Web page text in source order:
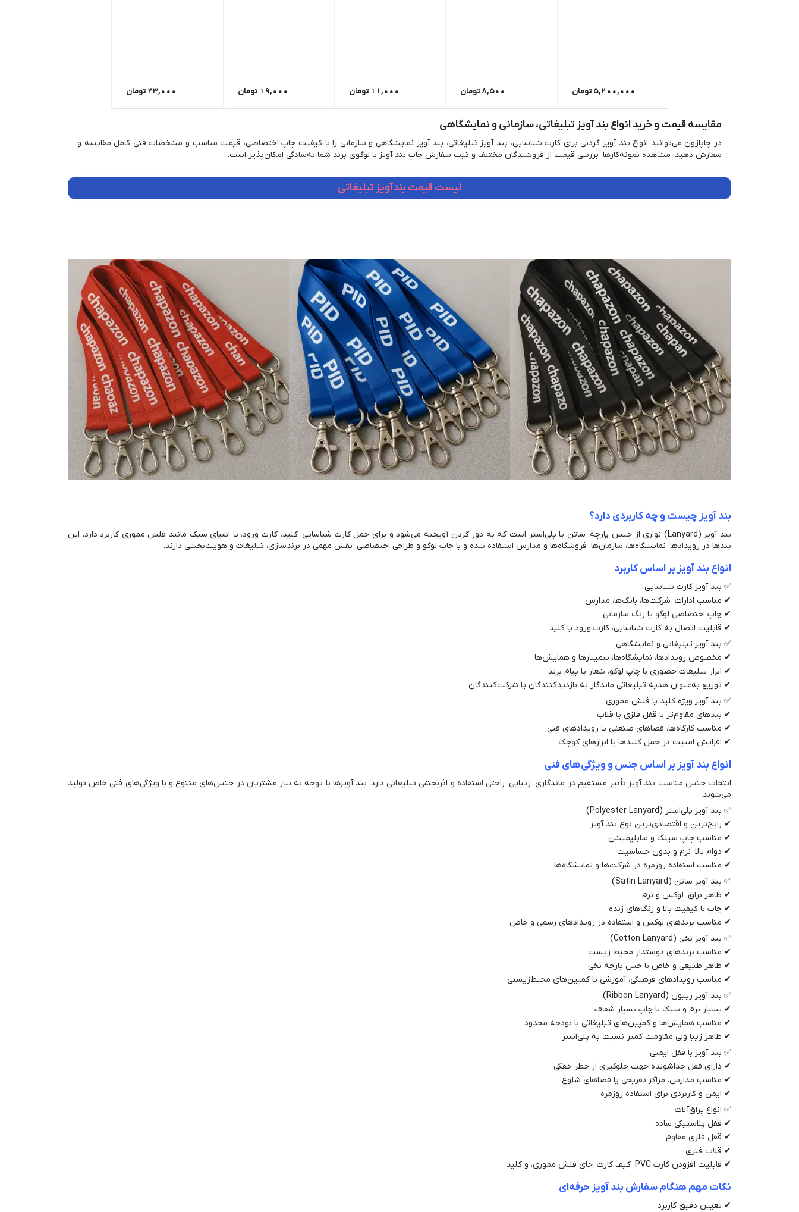
5,200,000 تومان 8,500 تومان 11,000 تومان 19,000 تومان 23,000 تومان
مقایسه قیمت و خرید انواع بند آویز تبلیغاتی، سازمانی و نمایشگاهی
در چاپازون می‌توانید انواع بند آویز گردنی برای کارت شناسایی، بند آویز تبلیغاتی، بند آویز نمایشگاهی و سازمانی را با کیفیت چاپ اختصاصی، قیمت مناسب و مشخصات فنی کامل مقایسه و
سفارش دهید. مشاهده نمونه‌کارها، بررسی قیمت از فروشندگان مختلف و ثبت سفارش چاپ بند آویز با لوگوی برند شما به‌سادگی امکان‌پذیر است.
لیست قیمت بندآویز تبلیغاتی
بند آویز چیست و چه کاربردی دارد؟
بند آویز (Lanyard) نواری از جنس پارچه، ساتن یا پلی‌استر است که به دور گردن آویخته می‌شود و برای حمل کارت شناسایی، کلید، کارت ورود، یا اشیای سبک مانند فلش مموری کاربرد دارد. این
بندها در رویدادها، نمایشگاه‌ها، سازمان‌ها، فروشگاه‌ها و مدارس استفاده شده و با چاپ لوگو و طراحی اختصاصی، نقش مهمی در برندسازی، تبلیغات و هویت‌بخشی دارند.
انواع بند آویز بر اساس کاربرد
✅ بند آویز کارت شناسایی
✔ مناسب ادارات، شرکت‌ها، بانک‌ها، مدارس
✔ چاپ اختصاصی لوگو یا رنگ سازمانی
✔ قابلیت اتصال به کارت شناسایی، کارت ورود یا کلید
✅ بند آویز تبلیغاتی و نمایشگاهی
✔ مخصوص رویدادها، نمایشگاه‌ها، سمینارها و همایش‌ها
✔ ابزار تبلیغات حضوری با چاپ لوگو، شعار یا پیام برند
✔ توزیع به‌عنوان هدیه تبلیغاتی ماندگار به بازدیدکنندگان یا شرکت‌کنندگان
✅ بند آویز ویژه کلید یا فلش مموری
✔ بندهای مقاوم‌تر با قفل فلزی یا قلاب
✔ مناسب کارگاه‌ها، فضاهای صنعتی یا رویدادهای فنی
✔ افزایش امنیت در حمل کلیدها یا ابزارهای کوچک
انواع بند آویز بر اساس جنس و ویژگی‌های فنی
انتخاب جنس مناسب بند آویز تأثیر مستقیم در ماندگاری، زیبایی، راحتی استفاده و اثربخشی تبلیغاتی دارد. بند آویزها با توجه به نیاز مشتریان در جنس‌های متنوع و با ویژگی‌های فنی خاص تولید
می‌شوند:
✅ بند آویز پلی‌استر (Polyester Lanyard)
✔ رایج‌ترین و اقتصادی‌ترین نوع بند آویز
✔ مناسب چاپ سیلک و سابلیمیشن
✔ دوام بالا، نرم و بدون حساسیت
✔ مناسب استفاده روزمره در شرکت‌ها و نمایشگاه‌ها
✅ بند آویز ساتن (Satin Lanyard)
✔ ظاهر براق، لوکس و نرم
✔ چاپ با کیفیت بالا و رنگ‌های زنده
✔ مناسب برندهای لوکس و استفاده در رویدادهای رسمی و خاص
✅ بند آویز نخی (Cotton Lanyard)
✔ مناسب برندهای دوستدار محیط زیست
✔ ظاهر طبیعی و خاص با حس پارچه نخی
✔ مناسب رویدادهای فرهنگی، آموزشی یا کمپین‌های محیط‌زیستی
✅ بند آویز ریبون (Ribbon Lanyard)
✔ بسیار نرم و سبک با چاپ بسیار شفاف
✔ مناسب همایش‌ها و کمپین‌های تبلیغاتی با بودجه محدود
✔ ظاهر زیبا ولی مقاومت کمتر نسبت به پلی‌استر
✅ بند آویز با قفل ایمنی
✔ دارای قفل جداشونده جهت جلوگیری از خطر خفگی
✔ مناسب مدارس، مراکز تفریحی یا فضاهای شلوغ
✔ ایمن و کاربردی برای استفاده روزمره
✅ انواع یراق‌آلات
✔ قفل پلاستیکی ساده
✔ قفل فلزی مقاوم
✔ قلاب فنری
✔ قابلیت افزودن کارت PVC، کیف کارت، جای فلش مموری، و کلید
نکات مهم هنگام سفارش بند آویز حرفه‌ای
✔ تعیین دقیق کاربرد